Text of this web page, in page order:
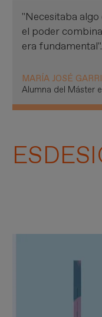
"Necesitaba
el poder
era fundamental".
MARÍA JOSÉ
Alumna del Máster